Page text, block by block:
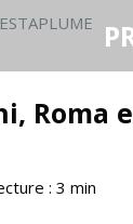
Roma
: 3 min